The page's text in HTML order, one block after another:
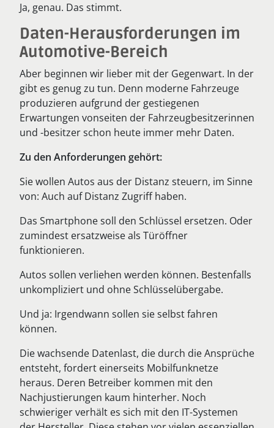
Ja, genau. Das stimmt.
Daten-Herausforderungen im
Automotive-Bereich
Aber beginnen wir lieber mit der Gegenwart. In der
gibt es genug zu tun. Denn moderne Fahrzeuge
produzieren aufgrund der gestiegenen
Erwartungen vonseiten der Fahrzeugbesitzerinnen
und -besitzer schon heute immer mehr Daten.
Zu den Anforderungen gehört:
Sie wollen Autos aus der Distanz steuern, im Sinne
von: Auch auf Distanz Zugriff haben.
Das Smartphone soll den Schlüssel ersetzen. Oder
zumindest ersatzweise als Türöffner
funktionieren.
Autos sollen verliehen werden können. Bestenfalls
unkompliziert und ohne Schlüsselübergabe.
Und ja: Irgendwann sollen sie selbst fahren
können.
Die wachsende Datenlast, die durch die Ansprüche
entsteht, fordert einerseits Mobilfunknetze
heraus. Deren Betreiber kommen mit den
Nachjustierungen kaum hinterher. Noch
schwieriger verhält es sich mit den IT-Systemen